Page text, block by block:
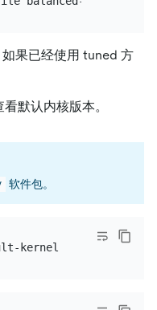
果已经使用 tuned 方
默认内核版本。
软件包。